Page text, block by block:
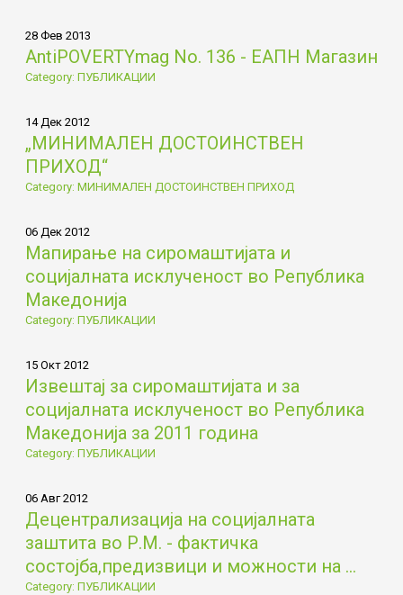
28 Фев 2013
AntiPOVERTYmag No. 136 - ЕАПН Магазин
Category: ПУБЛИКАЦИИ
14 Дек 2012
„МИНИМАЛЕН ДОСТОИНСТВЕН
ПРИХОД“
Category: МИНИМАЛЕН ДОСТОИНСТВЕН ПРИХОД
06 Дек 2012
Мапирање на сиромаштијата и
социјалната исклученост во Република
Македонија
Category: ПУБЛИКАЦИИ
15 Окт 2012
Извештај за сиромаштијата и за
социјалната исклученост во Република
Македонија за 2011 година
Category: ПУБЛИКАЦИИ
06 Авг 2012
Децентрализација на социјалната
заштита во Р.М. - фактичка
состојба,предизвици и можности на ...
Category: ПУБЛИКАЦИИ